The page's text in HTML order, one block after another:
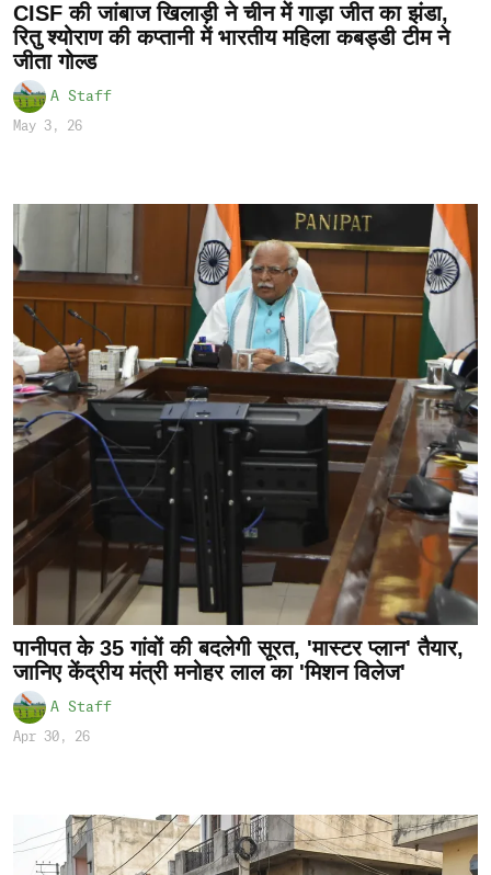
CISF की जांबाज खिलाड़ी ने चीन में गाड़ा जीत का झंडा,
रितु श्योराण की कप्तानी में भारतीय महिला कबड्डी टीम ने
जीता गोल्ड
A Staff
May 3, 26
पानीपत के 35 गांवों की बदलेगी सूरत, 'मास्टर प्लान' तैयार,
जानिए केंद्रीय मंत्री मनोहर लाल का 'मिशन विलेज'
A Staff
Apr 30, 26